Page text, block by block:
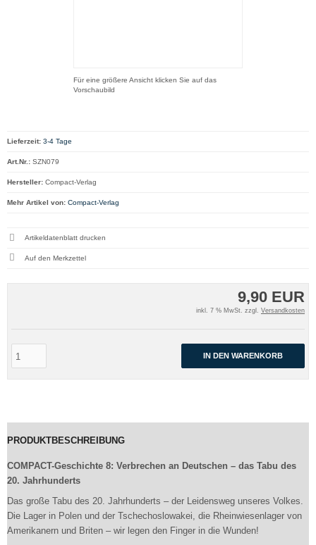
Für eine größere Ansicht klicken Sie auf das
Vorschaubild
9,90 EUR
inkl. 7 % MwSt. zzgl. Versandkosten
IN DEN WARENKORB
Lieferzeit: 3-4 Tage
Art.Nr.: SZN079
Hersteller: Compact-Verlag
Mehr Artikel von: Compact-Verlag
Artikeldatenblatt drucken
PRODUKTBESCHREIBUNG
COMPACT-Geschichte 8: Verbrechen an Deutschen – das Tabu des
20. Jahrhunderts
Das große Tabu des 20. Jahrhunderts – der Leidensweg unseres Volkes.
Die Lager in Polen und der Tschechoslowakei, die Rheinwiesenlager von
Amerikanern und Briten – wir legen den Finger in die Wunden!